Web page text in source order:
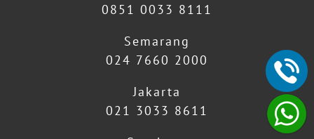
0851 0033 8111
Semarang
024 7660 2000
Jakarta
021 3033 8611